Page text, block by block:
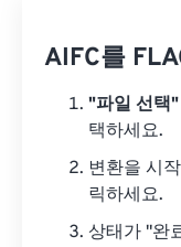
AIFC를
"파일 선택"
택하세요.
변환을 시
릭하세요.
상태가 "완